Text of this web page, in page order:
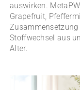
auswirken.
Grapefruit,
Stoffwechsel aus
Alter.